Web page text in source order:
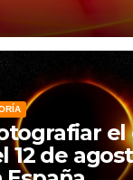
el
12 de